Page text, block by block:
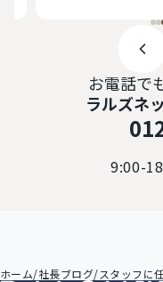
お電話で
ラルズネ
9:00-
ホーム/社長ブログ/スタッフに